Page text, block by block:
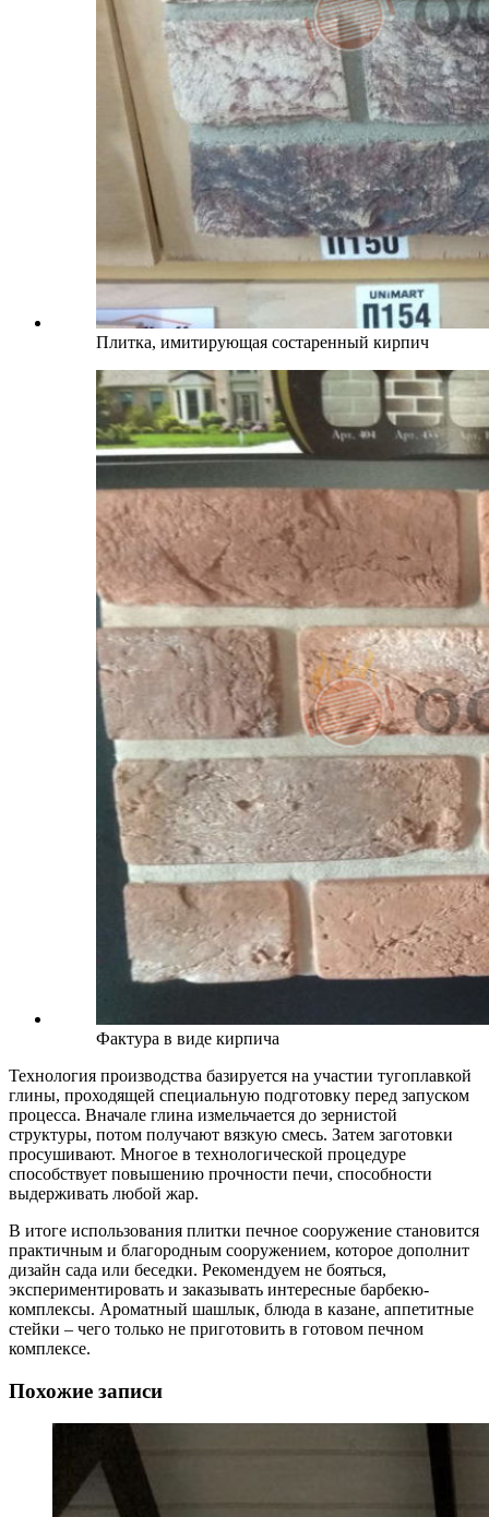
Плитка, имитирующая состаренный кирпич
Фактура в виде кирпича
Технология производства базируется на участии тугоплавкой
глины, проходящей специальную подготовку перед запуском
процесса. Вначале глина измельчается до зернистой
структуры, потом получают вязкую смесь. Затем заготовки
просушивают. Многое в технологической процедуре
способствует повышению прочности печи, способности
выдерживать любой жар.
В итоге использования плитки печное сооружение становится
практичным и благородным сооружением, которое дополнит
дизайн сада или беседки. Рекомендуем не бояться,
экспериментировать и заказывать интересные барбекю-
комплексы. Ароматный шашлык, блюда в казане, аппетитные
стейки – чего только не приготовить в готовом печном
комплексе.
Похожие записи